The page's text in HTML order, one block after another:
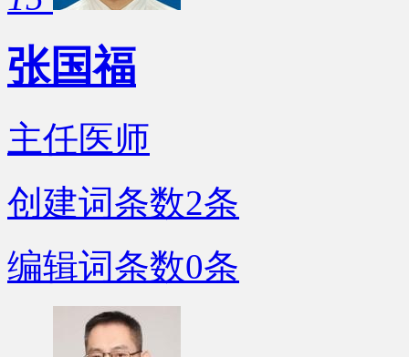
张国福
主任医师
创建词条数2条
编辑词条数0条